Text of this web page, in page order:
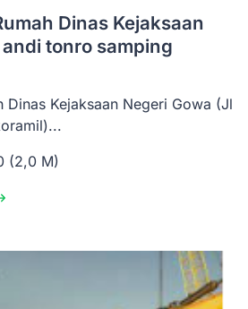
Dinas Kejaksaan
tonro samping
Dinas Kejaksaan Negeri Gowa (Jl
(2,0 M)